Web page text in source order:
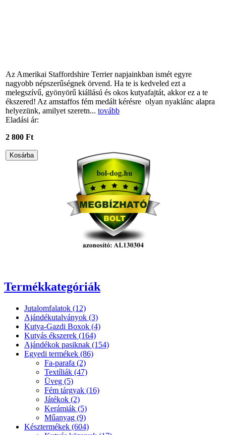
Az Amerikai Staffordshire Terrier napjainkban ismét egyre
nagyobb népszerűségnek örvend. Ha te is kedveled ezt a
melegszívű, gyönyörű kiállású és okos kutyafajtát, akkor ez a te
ékszered! Az amstaffos fém medált kérésre olyan nyaklánc alapra
helyezünk, amilyet szeretn... tovább
Eladási ár:
2 800 Ft
Termékkategóriák
Jutalomfalatok (12)
Ajándékutalványok (3)
Kutya-Gazdi Boxok (4)
Kutyás ékszerek (164)
Ajándékok pasiknak (154)
Egyedi termékek (86)
Fa-parafa (2)
Textíliák (47)
Üveg (5)
Fém tárgyak (16)
Játékok (2)
Kerámiák (5)
Műanyag (9)
Késztermékek (604)